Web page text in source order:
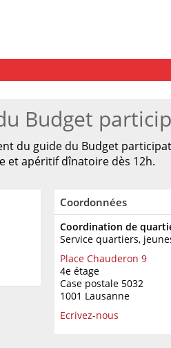
Budget
du guide du Budget
et apéritif dînatoire dès 12h.
Coordonnées
Coordination de
Service quartiers,
Place Chauderon 9
4e étage
Case postale 5032
1001 Lausanne
Ecrivez-nous